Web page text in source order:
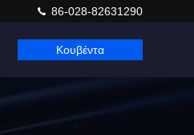
86-028-82631290
Κουβέντα